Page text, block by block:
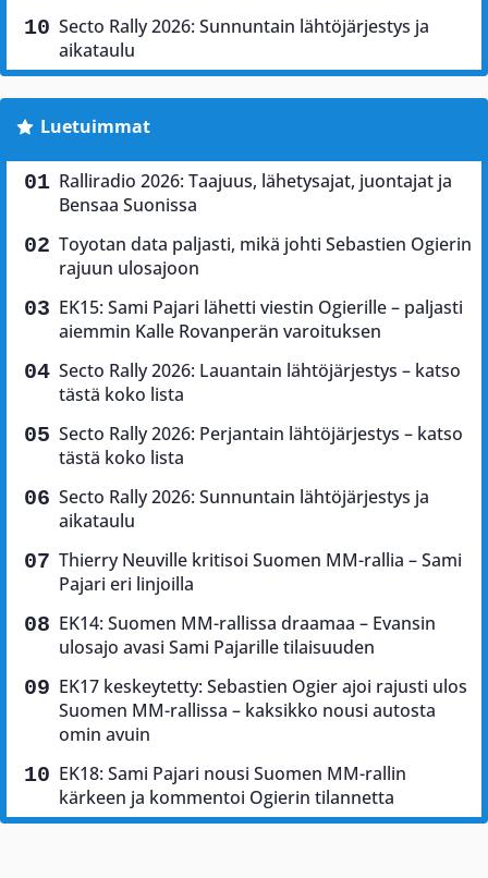
Secto Rally 2026: Sunnuntain lähtöjärjestys ja
aikataulu
Luetuimmat
Ralliradio 2026: Taajuus, lähetysajat, juontajat ja
Bensaa Suonissa
Toyotan data paljasti, mikä johti Sebastien Ogierin
rajuun ulosajoon
EK15: Sami Pajari lähetti viestin Ogierille – paljasti
aiemmin Kalle Rovanperän varoituksen
Secto Rally 2026: Lauantain lähtöjärjestys – katso
tästä koko lista
Secto Rally 2026: Perjantain lähtöjärjestys – katso
tästä koko lista
Secto Rally 2026: Sunnuntain lähtöjärjestys ja
aikataulu
Thierry Neuville kritisoi Suomen MM-rallia – Sami
Pajari eri linjoilla
EK14: Suomen MM-rallissa draamaa – Evansin
ulosajo avasi Sami Pajarille tilaisuuden
EK17 keskeytetty: Sebastien Ogier ajoi rajusti ulos
Suomen MM-rallissa – kaksikko nousi autosta
omin avuin
EK18: Sami Pajari nousi Suomen MM-rallin
kärkeen ja kommentoi Ogierin tilannetta